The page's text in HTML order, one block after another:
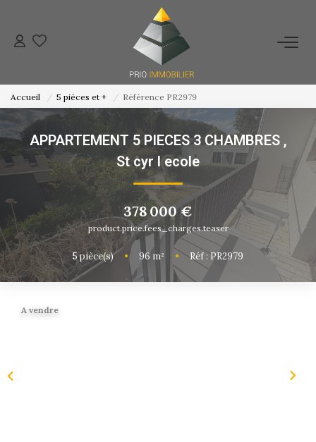
ACHETER
ESTIMATION
NOS ACTIONS COMMERCIALES
NOTRE AGENCE
CONTACT
Accueil 5 pièces et + Référence PR2979
APPARTEMENT 5 PIECES 3 CHAMBRES ,
St cyr l ecole
378 000 €
product.price.fees_charges.teaser
5pièce(s) • 96 m² • Réf : PR2979
A vendre